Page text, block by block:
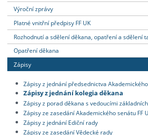
Výroční zprávy
Platné vnitřní předpisy FF UK
Rozhodnutí a sdělení děkana, opatření a sdělení
Opatření děkana
Zápisy
Zápisy z jednání předsednictva Akademického
Zápisy z jednání kolegia děkana
Zápisy z porad děkana s vedoucími
Zápisy ze zasedání Akademického senátu FF
Zápisy z jednání Ediční rady
Zápisy ze zasedání Vědecké rady